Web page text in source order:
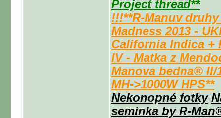
Project thread**
!!!**R-Manuv
Madness 2013 -
California Indica +
IV - Matka z
Manova bedna® II/
MH->1000W HPS**
Nekonopné fotky
seminka by R-